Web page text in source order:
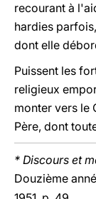
recourant à
hardies
dont elle
Puissent les
religieux
monter vers le
Père, dont
* Discours et
Douzième